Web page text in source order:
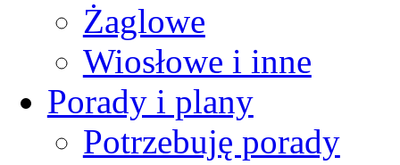
Żaglowe
Wiosłowe i inne
Porady i plany
Potrzebuję porady